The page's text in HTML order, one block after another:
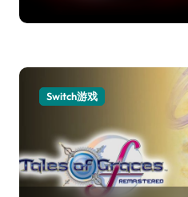
Switch游戏